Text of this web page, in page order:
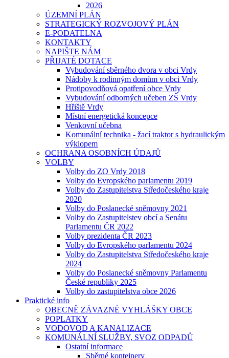
2026
ÚZEMNÍ PLÁN
STRATEGICKÝ ROZVOJOVÝ PLÁN
E-PODATELNA
KONTAKTY
NAPIŠTE NÁM
PŘIJATÉ DOTACE
Vybudování sběrného dvora v obci Vrdy
Nádoby k rodinným domům v obci Vrdy
Protipovodňová opatření obce Vrdy
Vybudování odborných učeben ZŠ Vrdy
Hřiště Vrdy
Místní energetická koncepce
Venkovní učebna
Komunální technika - žací traktor s hydraulickým
výklopem
OCHRANA OSOBNÍCH ÚDAJŮ
VOLBY
Volby do ZO Vrdy 2018
Volby do Evropského parlamentu 2019
Volby do Zastupitelstva Středočeského kraje
2020
Volby do Poslanecké sněmovny 2021
Volby do Zastupitelstev obcí a Senátu
Parlamentu ČR 2022
Volby prezidenta ČR 2023
Volby do Evropského parlamentu 2024
Volby do Zastupitelstva Středočeského kraje
2024
Volby do Poslanecké sněmovny Parlamentu
České republiky 2025
Volby do zastupitelstva obce 2026
Praktické info
OBECNĚ ZÁVAZNÉ VYHLÁŠKY OBCE
POPLATKY
VODOVOD A KANALIZACE
KOMUNÁLNÍ SLUŽBY, SVOZ ODPADŮ
Ostatní informace
Sběrné kontejnery